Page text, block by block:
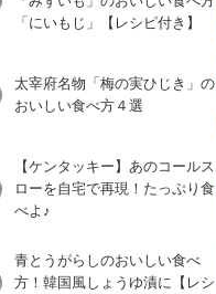
「にいもじ」【レシピ付き】
太宰府名物「梅の実ひじき」の
おいしい食べ方４選
【ケンタッキー】あのコールス
ローを自宅で再現！たっぷり食
べよ♪
青とうがらしのおいしい食べ
方！韓国風しょうゆ漬に【レシ